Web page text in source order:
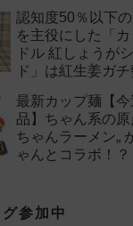
認知度50％以下の
を主役にした「
ドル 紅しょうが
ド」は紅生姜ガ
最新カップ麺【
品】ちゃん系の原
ちゃんラーメン„
ゃんとコラボ！？
参加中